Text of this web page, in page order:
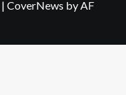
| CoverNews by AF